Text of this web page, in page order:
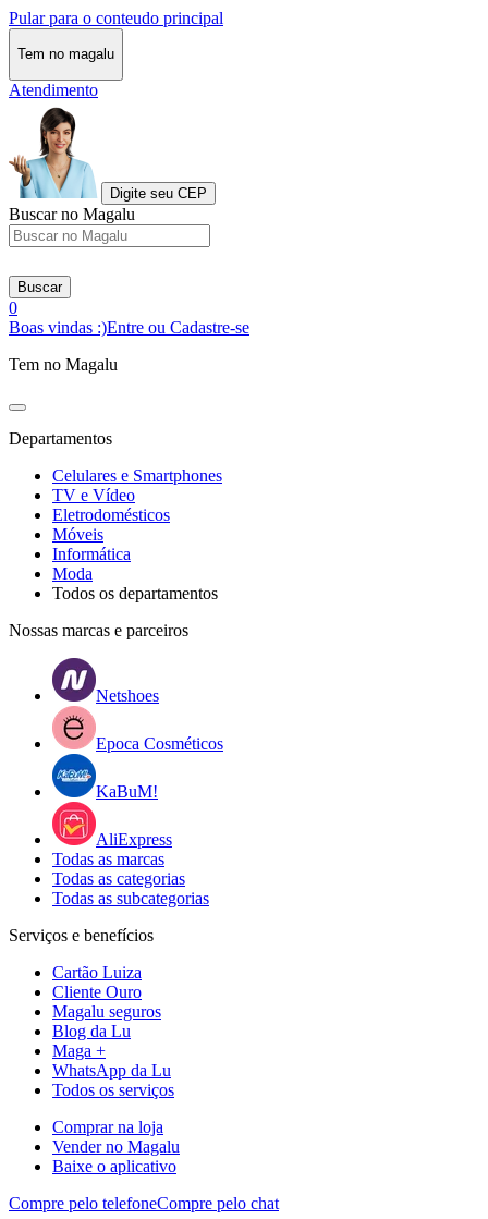
Pular para o conteudo principal
Tem no magalu
Atendimento
Digite seu CEP
Buscar no Magalu
Buscar
0
Boas vindas :)Entre ou Cadastre-se
Tem no Magalu
Departamentos
Celulares e Smartphones
TV e Vídeo
Eletrodomésticos
Móveis
Informática
Moda
Todos os departamentos
Nossas marcas e parceiros
Netshoes
Epoca Cosméticos
KaBuM!
AliExpress
Todas as marcas
Todas as categorias
Todas as subcategorias
Serviços e benefícios
Cartão Luiza
Cliente Ouro
Magalu seguros
Blog da Lu
Maga +
WhatsApp da Lu
Todos os serviços
Comprar na loja
Vender no Magalu
Baixe o aplicativo
Compre pelo telefoneCompre pelo chat